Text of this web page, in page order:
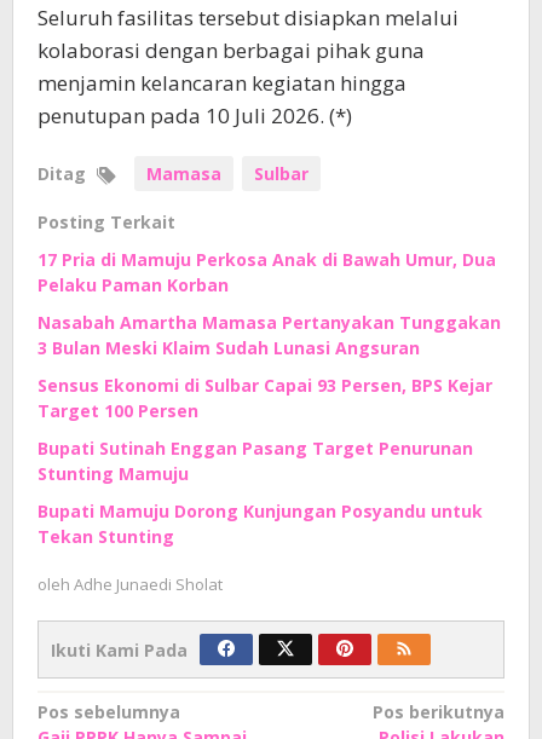
Seluruh fasilitas tersebut disiapkan melalui
kolaborasi dengan berbagai pihak guna
menjamin kelancaran kegiatan hingga
penutupan pada 10 Juli 2026. (*)
Ditag Mamasa Sulbar
Posting Terkait
17 Pria di Mamuju Perkosa Anak di Bawah Umur, Dua
Pelaku Paman Korban
Nasabah Amartha Mamasa Pertanyakan Tunggakan
3 Bulan Meski Klaim Sudah Lunasi Angsuran
Sensus Ekonomi di Sulbar Capai 93 Persen, BPS Kejar
Target 100 Persen
Bupati Sutinah Enggan Pasang Target Penurunan
Stunting Mamuju
Bupati Mamuju Dorong Kunjungan Posyandu untuk
Tekan Stunting
oleh Adhe Junaedi Sholat
Ikuti Kami Pada
Navigasi
Pos sebelumnya
Pos berikutnya